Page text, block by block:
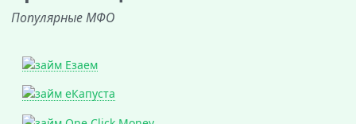
Популярные МФО